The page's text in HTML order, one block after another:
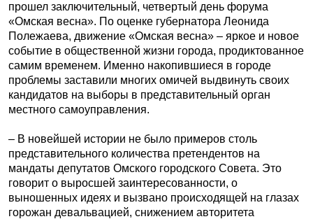
прошел заключительный, четвертый день форума
«Омская весна». По оценке губернатора Леонида
Полежаева, движение «Омская весна» – яркое и новое
событие в общественной жизни города, продиктованное
самим временем. Именно накопившиеся в городе
проблемы заставили многих омичей выдвинуть своих
кандидатов на выборы в представительный орган
местного самоуправления.
– В новейшей истории не было примеров столь
представительного количества претендентов на
мандаты депутатов Омского городского Совета. Это
говорит о выросшей заинтересованности, о
выношенных идеях и вызвано происходящей на глазах
горожан девальвацией, снижением авторитета